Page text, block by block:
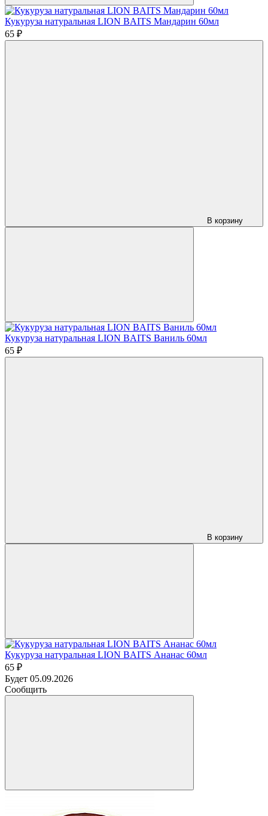
Кукуруза натуральная LION BAITS Мандарин 60мл
65 ₽
В корзину
Кукуруза натуральная LION BAITS Ваниль 60мл
65 ₽
В корзину
Кукуруза натуральная LION BAITS Ананас 60мл
65 ₽
Будет 05.09.2026
Сообщить